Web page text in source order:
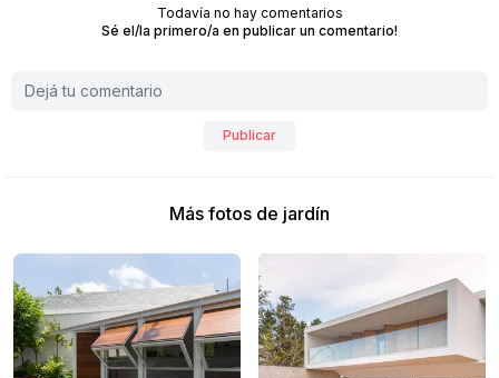
Todavía no hay comentarios
Sé el/la primero/a en publicar un comentario!
Publicar
Más fotos de jardín